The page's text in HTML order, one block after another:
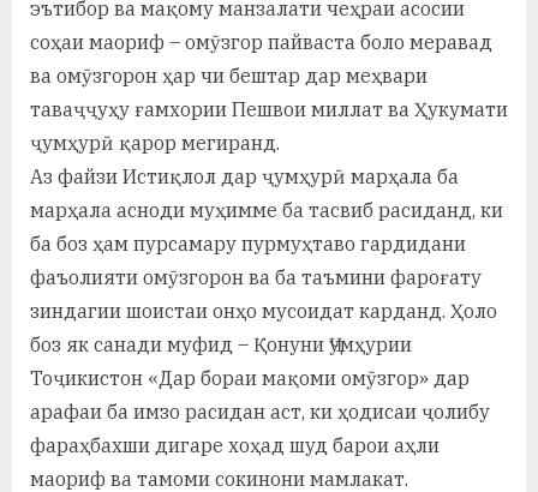
эътибор ва мақому манзалати чеҳраи асосии
соҳаи маориф – омӯзгор пайваста боло меравад
ва омӯзгорон ҳар чи бештар дар меҳвари
таваҷҷуҳу ғамхории Пешвои миллат ва Ҳукумати
ҷумҳурӣ қарор мегиранд.
Аз файзи Истиқлол дар ҷумҳурӣ марҳала ба
марҳала асноди муҳимме ба тасвиб расиданд, ки
ба боз ҳам пурсамару пурмуҳтаво гардидани
фаъолияти омӯзгорон ва ба таъмини фароғату
зиндагии шоистаи онҳо мусоидат карданд. Ҳоло
боз як санади муфид – Қонуни Ҷумҳурии
Тоҷикистон «Дар бораи мақоми омӯзгор» дар
арафаи ба имзо расидан аст, ки ҳодисаи ҷолибу
фараҳбахши дигаре хоҳад шуд барои аҳли
маориф ва тамоми сокинони мамлакат.